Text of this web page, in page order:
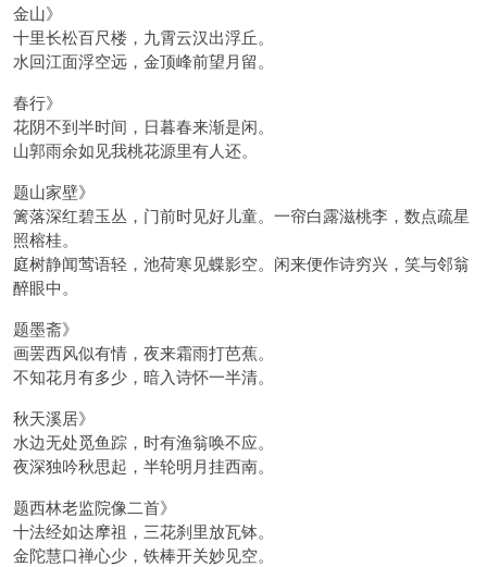
金山》
十里长松百尺楼，九霄云汉出浮丘。
水回江面浮空远，金顶峰前望月留。
春行》
花阴不到半时间，日暮春来渐是闲。
山郭雨余如见我桃花源里有人还。
题山家壁》
篱落深红碧玉丛，门前时见好儿童。一帘白露滋桃李，数点疏星
照榕桂。
庭树静闻莺语轻，池荷寒见蝶影空。闲来便作诗穷兴，笑与邻翁
醉眼中。
题墨斋》
画罢西风似有情，夜来霜雨打芭蕉。
不知花月有多少，暗入诗怀一半清。
秋天溪居》
水边无处觅鱼踪，时有渔翁唤不应。
夜深独吟秋思起，半轮明月挂西南。
题西林老监院像二首》
十法经如达摩祖，三花刹里放瓦钵。
金陀慧口禅心少，铁棒开关妙见空。